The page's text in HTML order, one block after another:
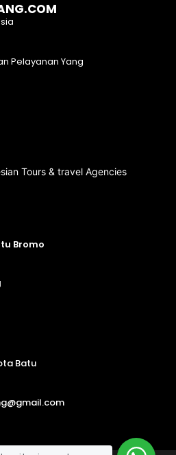
Pelayanan Yang
Tours & travel Agencies
Bromo
Batu